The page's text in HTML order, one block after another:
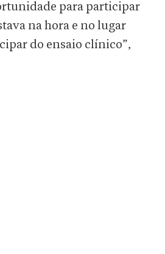
para participar
na hora e no lugar
do ensaio clínico”,